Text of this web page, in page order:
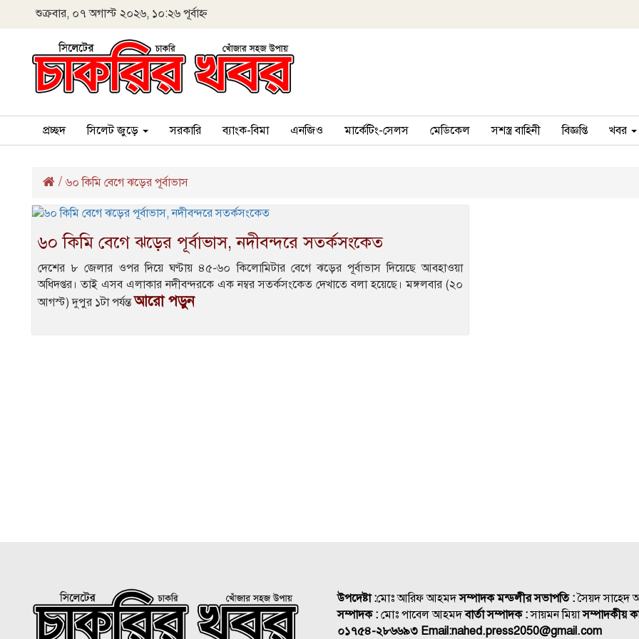
শুক্রবার, ০৭ অগাস্ট ২০২৬, ১০:২৬ পূর্বাহ্ন
প্রচ্ছদ সিলেট জুড়ে সরকারি ব্যাংক-বিমা এনজিও মার্কেটিং-সেলস মেডিকেল সশস্ত্র বাহিনী বিজ্ঞপ্তি খবর
/৬০ কিমি বেগে ঝড়ের পূর্বাভাস
৬০ কিমি বেগে ঝড়ের পূর্বাভাস, নদীবন্দরে সতর্কসংকেত
দেশের ৮ জেলার ওপর দিয়ে ঘণ্টায় ৪৫-৬০ কিলোমিটার বেগে ঝড়ের পূর্বাভাস দিয়েছে আবহাওয়া
অধিদপ্তর। তাই এসব এলাকার নদীবন্দরকে এক নম্বর সতর্কসংকেত দেখাতে বলা হয়েছে। মঙ্গলবার (২০
আগস্ট) দুপুর ১টা পর্যন্তআরো পড়ুন
উপদেষ্টা :মোঃ আরিফ আহমদসম্পাদক মন্ডলীর সভাপতি :সৈয়দ
সম্পাদক : মোঃ পাবেল আহমদবার্তা সম্পাদক :সায়মন মিয়াসম্পাদকীয়
০১৭৫৪-২৮৬৬৯৩ Email:nahed.press2050@gmail.com